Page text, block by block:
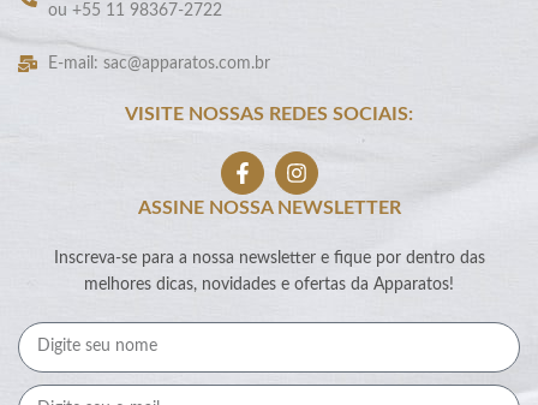
ou +55 11 98367-2722
E-mail: sac@apparatos.com.br
VISITE NOSSAS REDES SOCIAIS:
ASSINE NOSSA NEWSLETTER
Inscreva-se para a nossa newsletter e fique por dentro das
melhores dicas, novidades e ofertas da Apparatos!